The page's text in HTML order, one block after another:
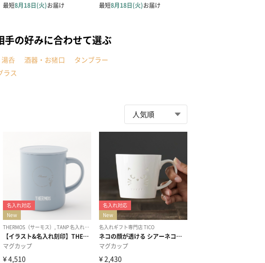
手の好みに合わせて選ぶ
湯呑 酒器・お猪口
タンブラー
ラス